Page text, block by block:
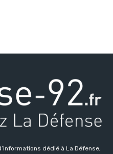
dédié à La Défense,